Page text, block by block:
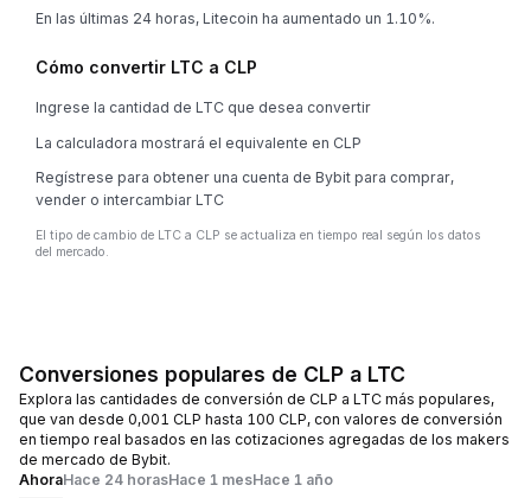
En las últimas 24 horas, Litecoin ha aumentado un 1.10%.
Cómo convertir LTC a CLP
Ingrese la cantidad de LTC que desea convertir
La calculadora mostrará el equivalente en CLP
Regístrese para obtener una cuenta de Bybit para comprar,
vender o intercambiar LTC
El tipo de cambio de LTC a CLP se actualiza en tiempo real según los datos
del mercado.
Conversiones populares de CLP a LTC
Explora las cantidades de conversión de CLP a LTC más populares,
que van desde 0,001 CLP hasta 100 CLP, con valores de conversión
en tiempo real basados en las cotizaciones agregadas de los makers
de mercado de Bybit.
AhoraHace 24 horasHace 1 mesHace 1 año